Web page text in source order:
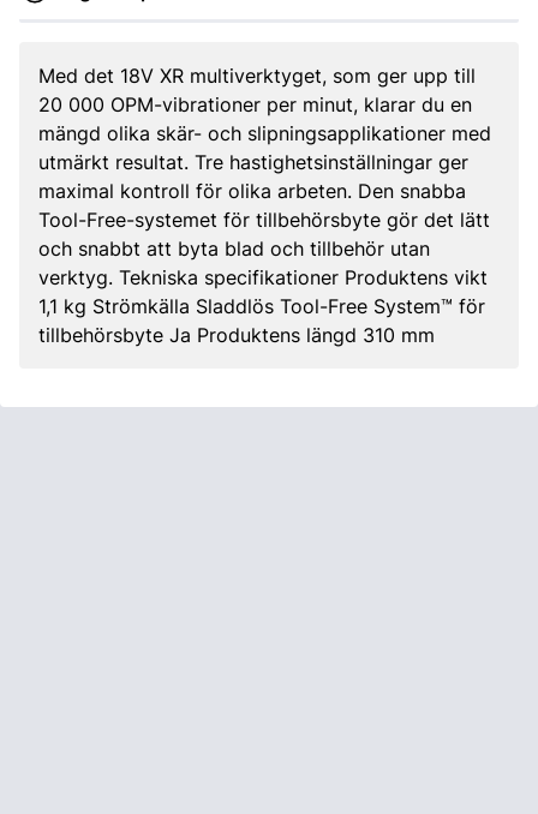
Med det 18V XR multiverktyget, som ger upp till
20 000 OPM-vibrationer per minut, klarar du en
mängd olika skär- och slipningsapplikationer med
utmärkt resultat. Tre hastighetsinställningar ger
maximal kontroll för olika arbeten. Den snabba
Tool-Free-systemet för tillbehörsbyte gör det lätt
och snabbt att byta blad och tillbehör utan
verktyg. Tekniska specifikationer Produktens vikt
1,1 kg Strömkälla Sladdlös Tool-Free System™ för
tillbehörsbyte Ja Produktens längd 310 mm